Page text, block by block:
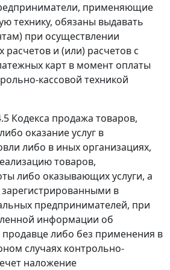
применяющие
технику, обязаны выдавать
при осуществлении
и (или) расчетов с
карт в момент оплаты
кассовой техникой
Кодекса продажа товаров,
оказание услуг в
либо в иных организациях,
товаров,
либо оказывающих услуги, а
в
предпринимателей, при
информации об
продавце либо без применения в
случаях контрольно-
наложение